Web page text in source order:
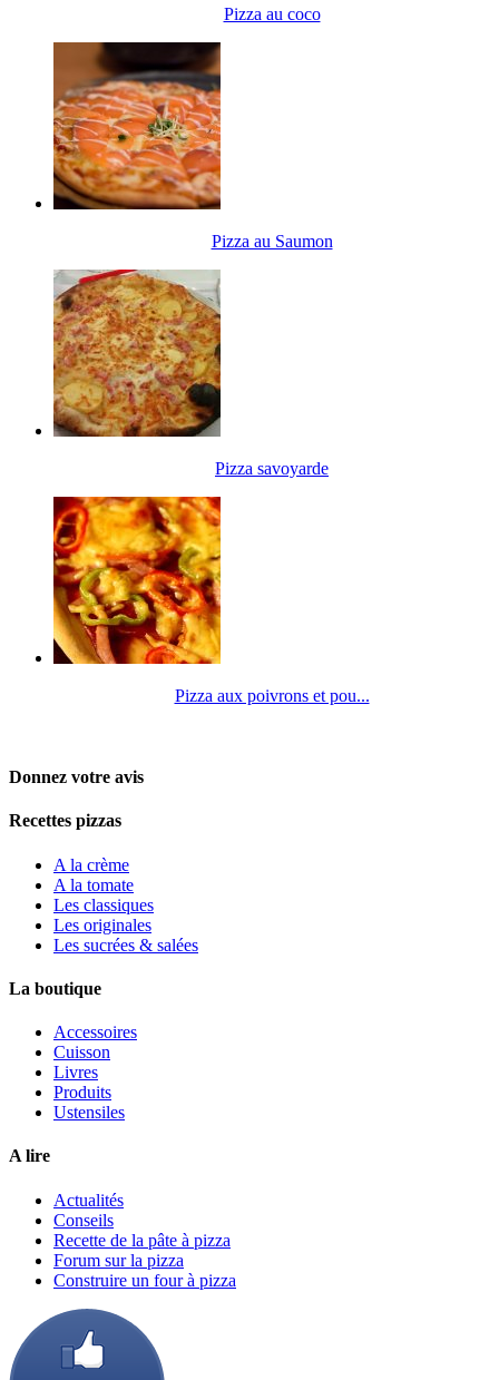
Pizza au coco
Pizza au Saumon
Pizza savoyarde
Pizza aux poivrons et pou...
Donnez votre avis
Recettes pizzas
A la crème
A la tomate
Les classiques
Les originales
Les sucrées & salées
La boutique
Accessoires
Cuisson
Livres
Produits
Ustensiles
A lire
Actualités
Conseils
Recette de la pâte à pizza
Forum sur la pizza
Construire un four à pizza